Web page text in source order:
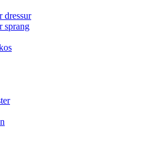
dressur
sprang